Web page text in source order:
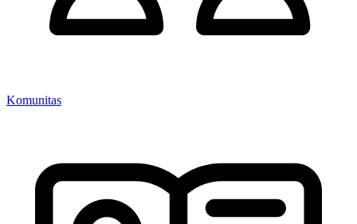
Komunitas